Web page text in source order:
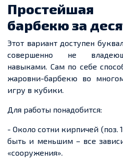
барбекю за
Этот вариант доступен
совершенно не
навыками. Сам по себе
жаровни-барбекю во
игру в кубики.
Для работы понадобится:
- Около сотни кирпичей (поз.
быть и меньшим – все
«сооружения».